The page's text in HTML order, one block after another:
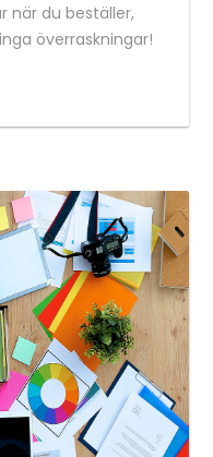
när du beställer,
överraskningar!